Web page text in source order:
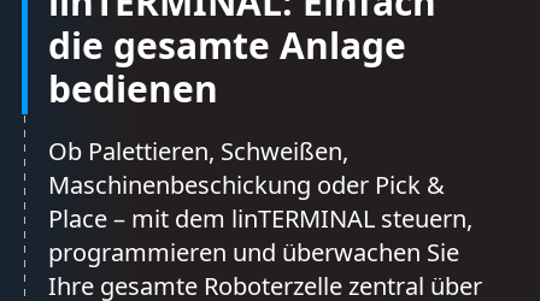
die gesamte Anlage
bedienen
Ob Palettieren, Schweißen,
Maschinenbeschickung oder Pick &
Place – mit dem linTERMINAL steuern,
programmieren und überwachen Sie
Ihre gesamte Roboterzelle zentral über